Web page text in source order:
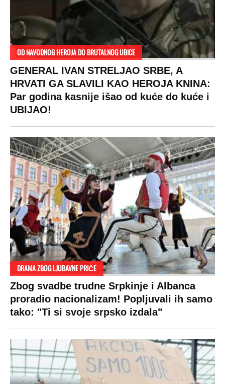
OD NAVODNOG HEROJA DO BRUTALNOG UBICE
GENERAL IVAN STRELJAO SRBE, A
HRVATI GA SLAVILI KAO HEROJA KNINA:
Par godina kasnije išao od kuće do kuće i
UBIJAO!
DRAMA ZBOG LJUBAVNE PRIČE
Zbog svadbe trudne Srpkinje i Albanca
proradio nacionalizam! Popljuvali ih samo
tako: "Ti si svoje srpsko izdala"